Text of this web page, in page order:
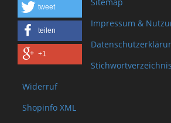
tweet
teilen
+1
Impressum &
Stichwortverzeichnis
Widerruf
Shopinfo XML